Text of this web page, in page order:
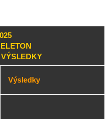
Výsledky